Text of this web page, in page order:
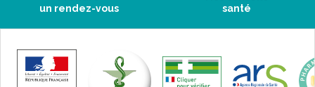
un rendez-vous
santé